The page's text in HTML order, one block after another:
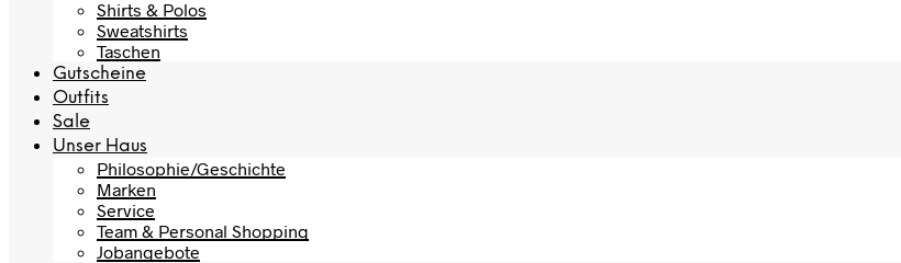
Shirts & Polos
Sweatshirts
Taschen
Gutscheine
Outfits
Sale
Unser Haus
Philosophie/Geschichte
Marken
Service
Team & Personal Shopping
Jobangebote